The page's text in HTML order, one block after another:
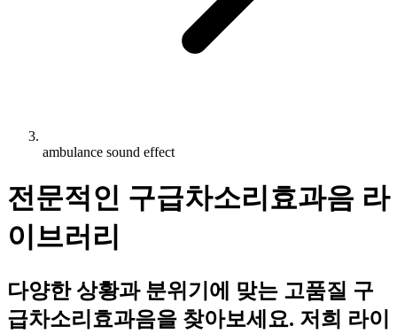
ambulance sound effect
전문적인 구급차소리효과음 라
이브러리
다양한 상황과 분위기에 맞는 고품질 구
급차소리효과음을 찾아보세요. 저희 라이